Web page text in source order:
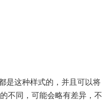
是这种样式的，并且可以将
不同，可能会略有差异，不